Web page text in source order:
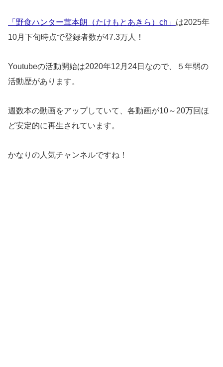
「野食ハンター茸本朗（たけもとあきら）ch」 は2025年
10月下旬時点で登録者数が47.3万人！
Youtubeの活動開始は2020年12月24日なので、５年弱の
活動歴があります。
週数本の動画をアップしていて、各動画が10～20万回ほ
ど安定的に再生されています。
かなりの人気チャンネルですね！